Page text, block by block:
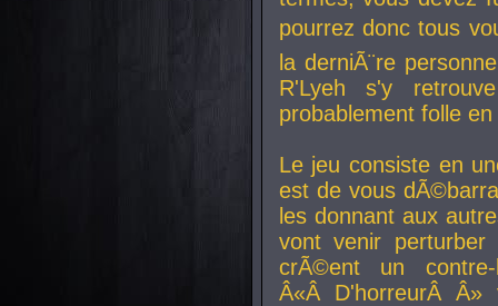
pourrez donc tous
la derniÃ¨re
R'Lyeh s'y
probablement folle
Le jeu consiste en
est de vous
les donnant aux
vont venir perturber
crÃ©ent un
Â«Â D'horreurÂ